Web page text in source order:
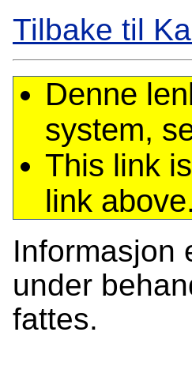
Tilbake til
Denne
system,
This link
link above.
Informasjon
under
fattes.